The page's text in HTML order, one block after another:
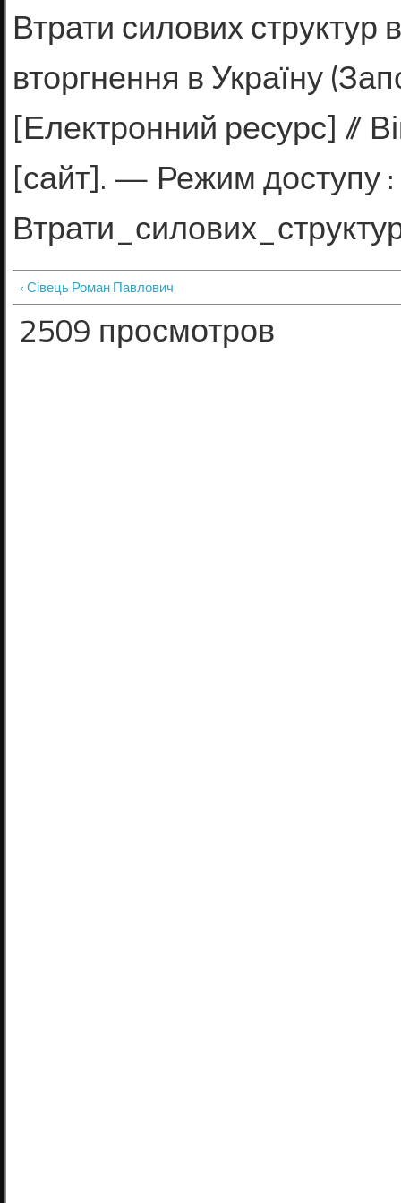
Втрати силових структур
вторгнення в Україну
[Електронний ресурс] //
[сайт]. — Режим доступу
‹ Сівець Роман Павлович
2509 просмотров